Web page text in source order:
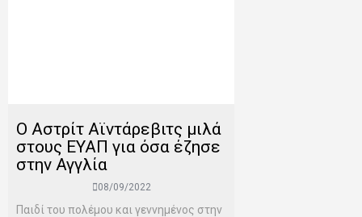
Ο Αστρίτ Αϊντάρεβιτς μιλά
στους ΕΥΑΠ για όσα έζησε
στην Αγγλία
08/09/2022
Παιδί του πολέμου και γεννημένος στην